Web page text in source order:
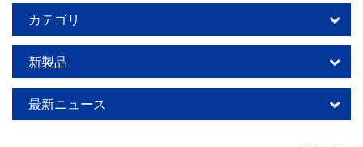
カテゴリ
新製品
最新ニュース